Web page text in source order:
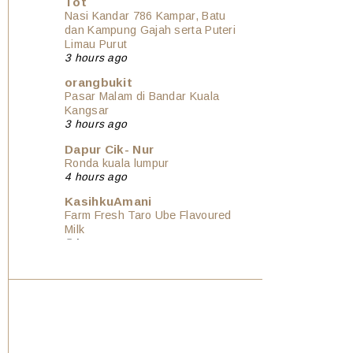
Nasi Kandar 786 Kampar, Batu
dan Kampung Gajah serta Puteri
Limau Purut
3 hours ago
orangbukit
Pasar Malam di Bandar Kuala
Kangsar
3 hours ago
Dapur Cik- Nur
Ronda kuala lumpur
4 hours ago
KasihkuAmani
Farm Fresh Taro Ube Flavoured
Milk
5 hours ago